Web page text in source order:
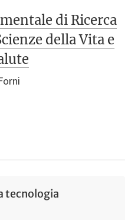
di Ricerca
della Vita e
tecnologia